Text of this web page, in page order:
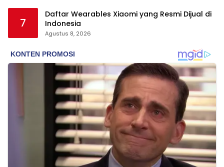
7
Daftar Wearables Xiaomi yang Resmi Dijual di
Indonesia
Agustus 8, 2026